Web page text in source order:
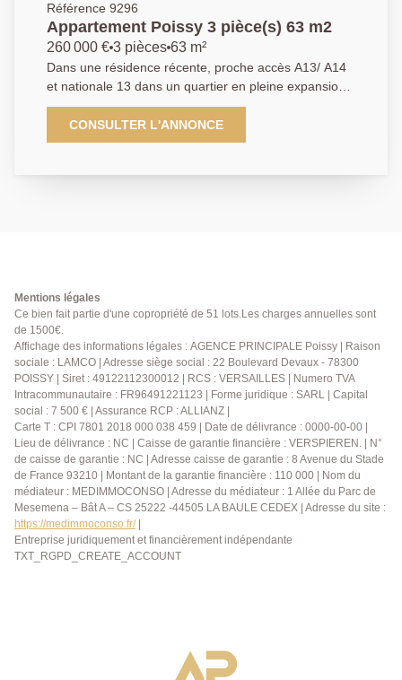
Référence 9296
Appartement Poissy 3 pièce(s) 63 m2
260 000 € 3 pièces 63 m²
Dans une résidence récente, proche accès A13/ A14
et nationale 13 dans un quartier en pleine expansion
avec commerces, transports et écoles. Superbe
appartement 3 pièces de 63m2, l'appartement se
compose d'un séjour spacieux et lumineux avec accès
CONSULTER L'ANNONCE
Mentions légales
Ce bien fait partie d'une copropriété de 51 lots.Les charges annuelles sont
de 1500€.
Affichage des informations légales : AGENCE PRINCIPALE Poissy | Raison
sociale : LAMCO | Adresse siège social : 22 Boulevard Devaux - 78300
POISSY | Siret : 49122112300012 | RCS : VERSAILLES | Numero TVA
Intracommunautaire : FR96491221123 | Forme juridique : SARL | Capital
social : 7 500 € | Assurance RCP : ALLIANZ |
Carte T : CPI 7801 2018 000 038 459 | Date de délivrance : 0000-00-00 |
Lieu de délivrance : NC | Caisse de garantie financière : VERSPIEREN. | N°
de caisse de garantie : NC | Adresse caisse de garantie : 8 Avenue du Stade
de France 93210 | Montant de la garantie financière : 110 000 | Nom du
médiateur : MEDIMMOCONSO | Adresse du médiateur : 1 Allée du Parc de
Mesemena – Bât A – CS 25222 -44505 LA BAULE CEDEX | Adresse du site :
https://medimmoconso.fr/|
Entreprise juridiquement et financièrement indépendante
TXT_RGPD_CREATE_ACCOUNT